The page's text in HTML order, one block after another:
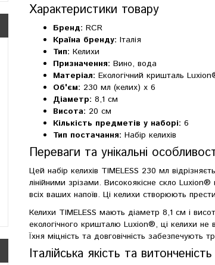
Характеристики товару
Бренд: RCR
Країна бренду: Італія
Тип: Келихи
Призначення: Вино, вода
Матеріал: Екологічний кришталь
Об'єм: 230 мл (келих) x 6
Діаметр: 8,1 см
Висота: 20 см
Кількість предметів у наборі: 6
Тип постачання: Набір келихів
Переваги та унікальні
Цей набір келихів TIMELESS 230 мл
лінійними зрізами. Високоякісне скло
всіх ваших напоїв. Ці келихи створюють
Келихи TIMELESS мають діаметр 8,1 см і
екологічного кришталю Luxion®, ці келихи
Їхня міцність та довговічність
Італійська якість та витонченість